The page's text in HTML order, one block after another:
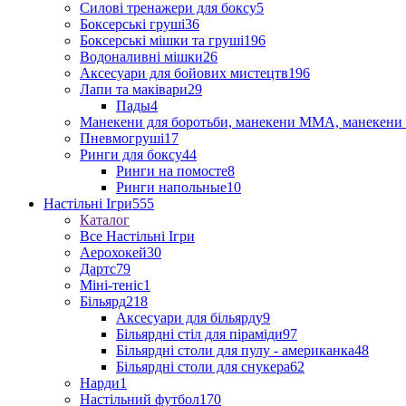
Силові тренажери для боксу5
Боксерські груші36
Боксерські мішки та груші196
Водоналивні мішки26
Аксесуари для бойових мистецтв196
Лапи та маківари29
Пады4
Манекени для боротьби, манекени ММА, манекени
Пневмогруші17
Ринги для боксу44
Ринги на помосте8
Ринги напольные10
Настільні Ігри555
Каталог
Все Настільні Ігри
Аерохокей30
Дартс79
Міні-теніс1
Більярд218
Аксесуари для більярду9
Більярдні стіл для піраміди97
Більярдні столи для пулу - американка48
Більярдні столи для снукера62
Нарди1
Настільний футбол170